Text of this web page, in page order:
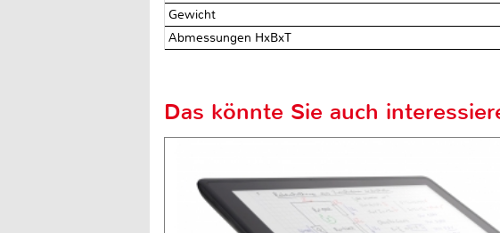
Gewicht
Abmessungen HxBxT
Das könnte Sie auch